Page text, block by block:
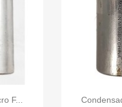
F... 